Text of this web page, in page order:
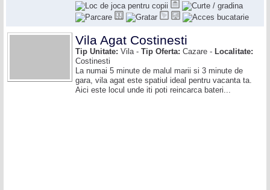
Vila Agat Costinesti
Tip Unitate: Vila - Tip Oferta: Cazare - Localitate:
Costinesti
La numai 5 minute de malul marii si 3 minute de
gara, vila agat este spatiul ideal pentru vacanta ta.
Aici este locul unde iti poti reincarca bateri...